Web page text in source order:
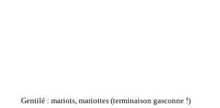
Gentilé : mariots, mariottes (terminaison gasconne !)